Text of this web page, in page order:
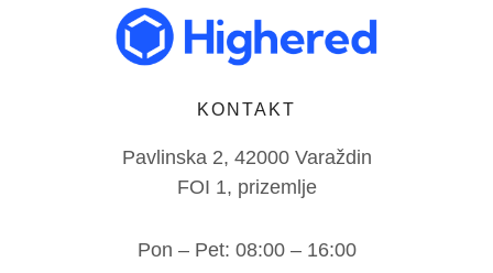
KONTAKT
Pavlinska 2, 42000 Varaždin
FOI 1, prizemlje
Pon – Pet: 08:00 – 16:00